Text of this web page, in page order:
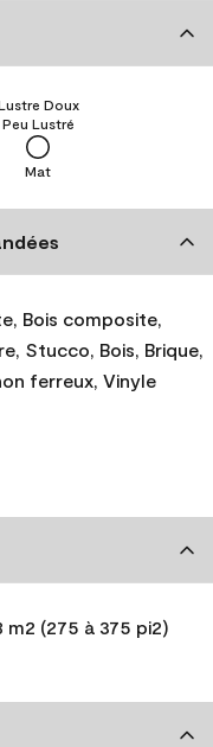
Mat
Peu Lustré
Doux
Bois composite,
Stucco, Bois, Brique,
ferreux, Vinyle
m2 (275 à 375 pi2)